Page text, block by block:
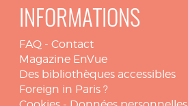
INFORMATIONS
FAQ - Contact
Magazine EnVue
Des bibliothèques accessibles
Foreign in Paris ?